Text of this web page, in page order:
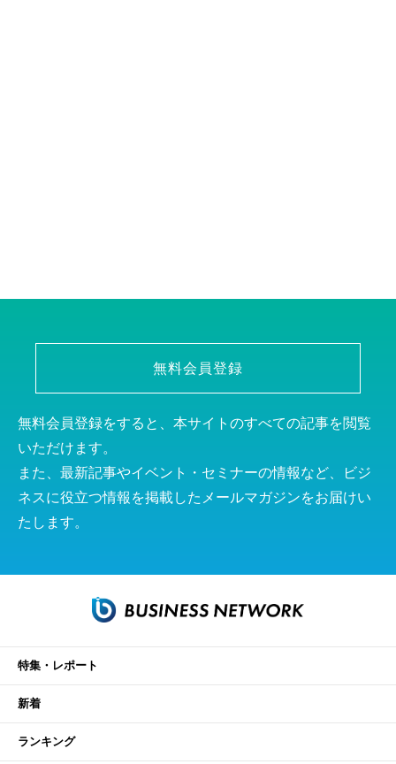
無料会員登録
無料会員登録をすると、本サイトのすべての記事を閲覧
いただけます。
また、最新記事やイベント・セミナーの情報など、ビジ
ネスに役立つ情報を掲載したメールマガジンをお届けい
たします。
特集・レポート
新着
ランキング